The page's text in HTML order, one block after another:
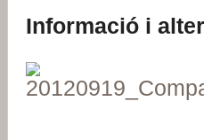
Informació i